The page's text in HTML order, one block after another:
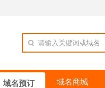
请输入关键词或域名
域名预订 域名商城